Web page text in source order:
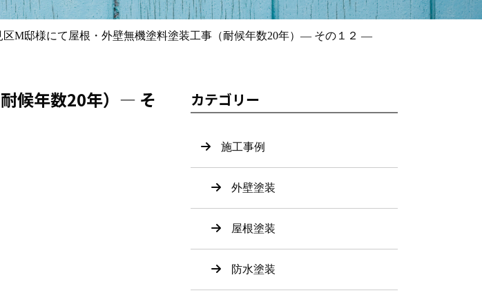
区M邸様にて屋根・外壁無機塗料塗装工事（耐候年数20年）― その１２ ―
候年数20年）― そ
カテゴリー
施工事例
外壁塗装
屋根塗装
防水塗装